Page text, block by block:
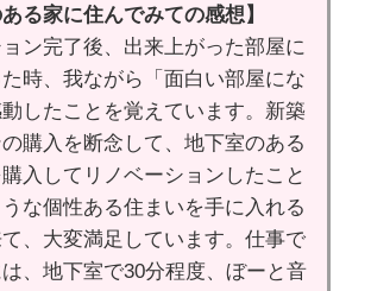
ある家に住んでみての感想】
ン完了後、出来上がった部屋に
時、我ながら「面白い部屋にな
したことを覚えています。新築
購入を断念して、地下室のある
入してリノベーションしたこと
な個性ある住まいを手に入れる
、大変満足しています。仕事で
、地下室で30分程度、ぼーと音